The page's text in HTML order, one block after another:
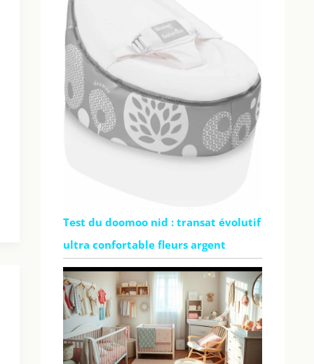
Test du doomoo nid : transat évolutif
ultra confortable fleurs argent